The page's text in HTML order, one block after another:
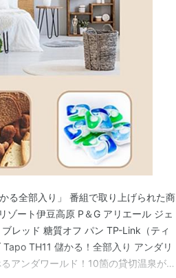
る全部入り」 番組で取り上げられた商
ゾート伊豆高原 P＆G アリエール ジェ
レッド 糖質オフ パン TP-Link（ティ
TH11 儲かる！全部入り アンダリ
アンダワールド！10箇の貸切温泉が